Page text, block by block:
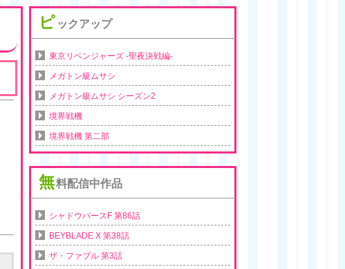
ピ ックアップ
東京リベンジャーズ -聖夜決戦編-
メガトン級ムサシ
メガトン級ムサシ シーズン2
境界戦機
境界戦機 第二部
無料配信中作品
シャドウバースF 第86話
BEYBLADE X 第38話
ザ・ファブル 第3話